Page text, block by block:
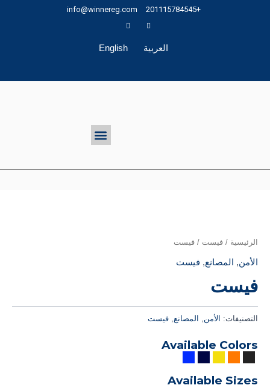
+201115784545
info@winnereg.com
العربية English
Menu
الرئيسية / فيست / فيست
الأمن, المصانع, فيست
فيست
التصنيفات: الأمن, المصانع, فيست
Available Colors
Available Sizes